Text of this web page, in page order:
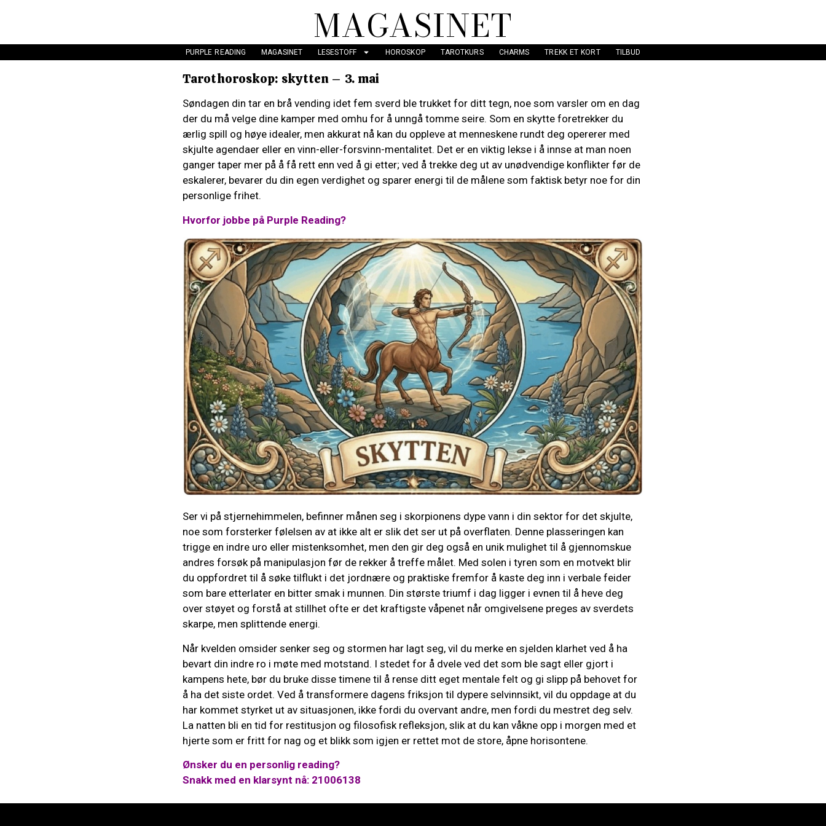
MAGASINET
PURPLE READING MAGASINET LESESTOFF HOROSKOP TAROTKURS CHARMS TREKK ET KORT TILBUD
Tarothoroskop: skytten – 3. mai
Søndagen din tar en brå vending idet fem sverd ble trukket for ditt tegn, noe som varsler om en dag
der du må velge dine kamper med omhu for å unngå tomme seire. Som en skytte foretrekker du
ærlig spill og høye idealer, men akkurat nå kan du oppleve at menneskene rundt deg opererer med
skjulte agendaer eller en vinn-eller-forsvinn-mentalitet. Det er en viktig lekse i å innse at man noen
ganger taper mer på å få rett enn ved å gi etter; ved å trekke deg ut av unødvendige konflikter før de
eskalerer, bevarer du din egen verdighet og sparer energi til de målene som faktisk betyr noe for din
personlige frihet.
Hvorfor jobbe på Purple Reading?
Ser vi på stjernehimmelen, befinner månen seg i skorpionens dype vann i din sektor for det skjulte,
noe som forsterker følelsen av at ikke alt er slik det ser ut på overflaten. Denne plasseringen kan
trigge en indre uro eller mistenksomhet, men den gir deg også en unik mulighet til å gjennomskue
andres forsøk på manipulasjon før de rekker å treffe målet. Med solen i tyren som en motvekt blir
du oppfordret til å søke tilflukt i det jordnære og praktiske fremfor å kaste deg inn i verbale feider
som bare etterlater en bitter smak i munnen. Din største triumf i dag ligger i evnen til å heve deg
over støyet og forstå at stillhet ofte er det kraftigste våpenet når omgivelsene preges av sverdets
skarpe, men splittende energi.
Når kvelden omsider senker seg og stormen har lagt seg, vil du merke en sjelden klarhet ved å ha
bevart din indre ro i møte med motstand. I stedet for å dvele ved det som ble sagt eller gjort i
kampens hete, bør du bruke disse timene til å rense ditt eget mentale felt og gi slipp på behovet for
å ha det siste ordet. Ved å transformere dagens friksjon til dypere selvinnsikt, vil du oppdage at du
har kommet styrket ut av situasjonen, ikke fordi du overvant andre, men fordi du mestret deg selv.
La natten bli en tid for restitusjon og filosofisk refleksjon, slik at du kan våkne opp i morgen med et
hjerte som er fritt for nag og et blikk som igjen er rettet mot de store, åpne horisontene.
Ønsker du en personlig reading?
Snakk med en klarsynt nå: 21006138